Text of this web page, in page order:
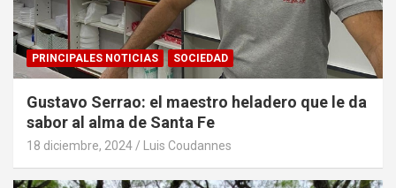
PRINCIPALES NOTICIAS SOCIEDAD
Gustavo Serrao: el maestro heladero que le da
sabor al alma de Santa Fe
18 diciembre, 2024 Luis Coudannes